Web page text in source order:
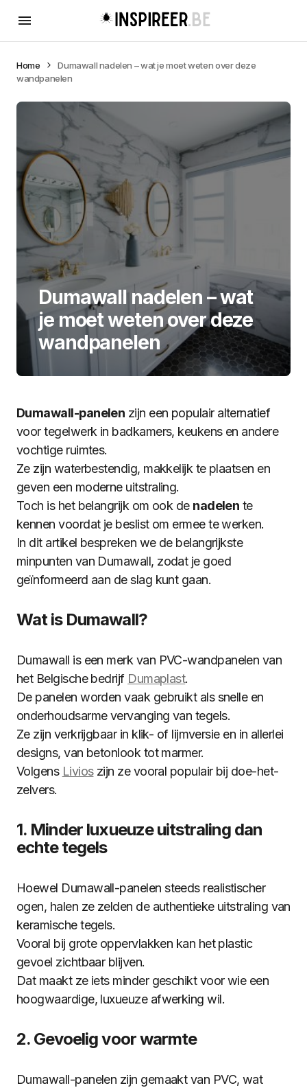
Home
Dumawall nadelen – wat je moet weten over deze
wandpanelen
Dumawall nadelen – wat
je moet weten over deze
wandpanelen
Dumawall-panelen zijn een populair alternatief
voor tegelwerk in badkamers, keukens en andere
vochtige ruimtes.
Ze zijn waterbestendig, makkelijk te plaatsen en
geven een moderne uitstraling.
Toch is het belangrijk om ook de nadelen te
kennen voordat je beslist om ermee te werken.
In dit artikel bespreken we de belangrijkste
minpunten van Dumawall, zodat je goed
geïnformeerd aan de slag kunt gaan.
Wat is Dumawall?
Dumawall is een merk van PVC-wandpanelen van
het Belgische bedrijf Dumaplast.
De panelen worden vaak gebruikt als snelle en
onderhoudsarme vervanging van tegels.
Ze zijn verkrijgbaar in klik- of lijmversie en in allerlei
designs, van betonlook tot marmer.
Volgens Livioszijn ze vooral populair bij doe-het-
zelvers.
1. Minder luxueuze uitstraling dan
echte tegels
Hoewel Dumawall-panelen steeds realistischer
ogen, halen ze zelden de authentieke uitstraling van
keramische tegels.
Vooral bij grote oppervlakken kan het plastic
gevoel zichtbaar blijven.
Dat maakt ze iets minder geschikt voor wie een
hoogwaardige, luxueuze afwerking wil.
2. Gevoelig voor warmte
Dumawall-panelen zijn gemaakt van PVC, wat